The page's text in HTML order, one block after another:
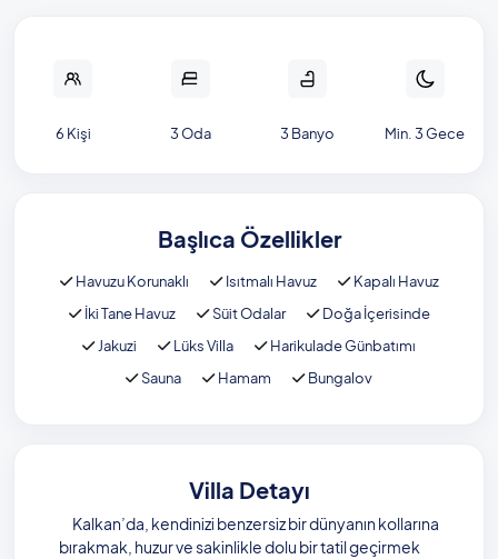
6 Kişi 3 Oda 3 Banyo Min. 3 Gece
Başlıca Özellikler
Havuzu Korunaklı Isıtmalı Havuz
Kapalı Havuz
İki Tane Havuz
Süit Odalar
Doğa İçerisinde
Jakuzi
Lüks Villa
Harikulade Günbatımı
Sauna
Hamam Bungalov
Villa Detayı
Kalkan’da, kendinizi benzersiz bir dünyanın kollarına
bırakmak, huzur ve sakinlikle dolu bir tatil geçirmek